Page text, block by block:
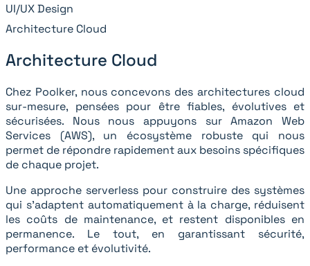
UI/UX Design
Architecture Cloud
Architecture Cloud
Chez Poolker, nous concevons des architectures cloud
sur-mesure, pensées pour être fiables, évolutives et
sécurisées. Nous nous appuyons sur Amazon Web
Services (AWS), un écosystème robuste qui nous
permet de répondre rapidement aux besoins spécifiques
de chaque projet.
Une approche serverless pour construire des systèmes
qui s’adaptent automatiquement à la charge, réduisent
les coûts de maintenance, et restent disponibles en
permanence. Le tout, en garantissant sécurité,
performance et évolutivité.